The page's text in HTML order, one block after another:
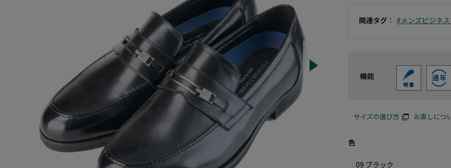
関連タグ ： #メンズビジネ
機能
サイズの選び方 お直しにつ
色